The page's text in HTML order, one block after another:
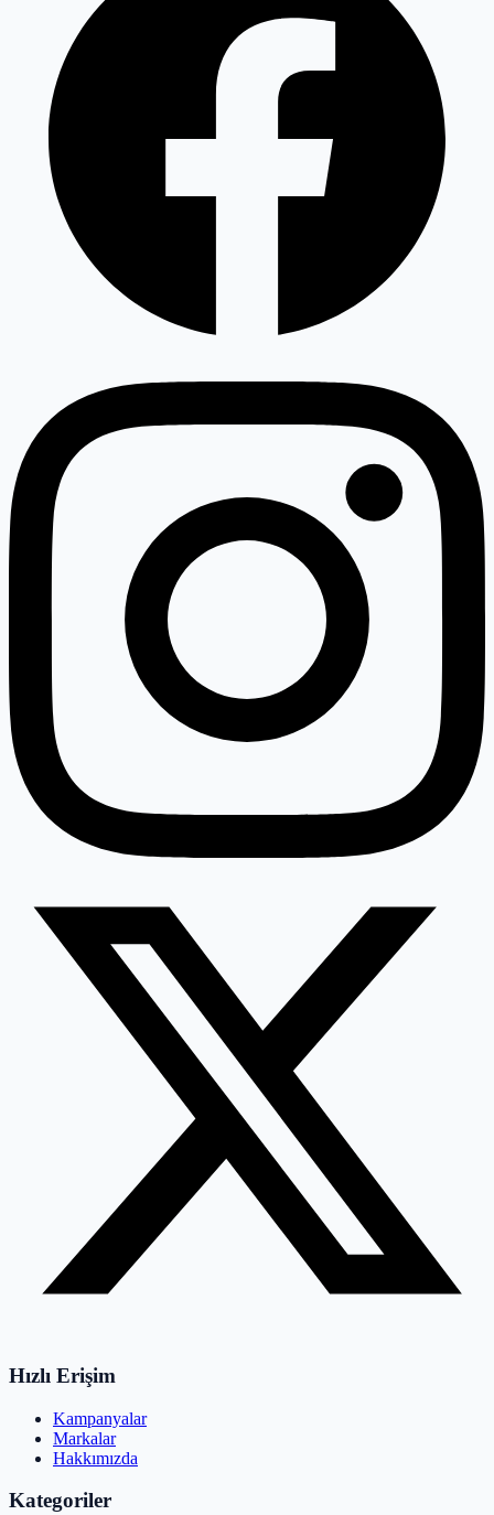
Hızlı Erişim
Kampanyalar
Markalar
Hakkımızda
Kategoriler